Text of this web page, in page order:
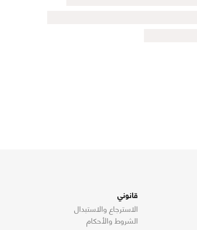
قانوني
الاسترجاع والاستبدال
الشروط والأحكام